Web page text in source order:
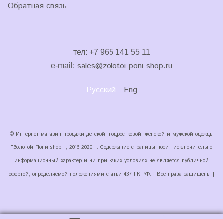
Обратная связь
тел: +7 965 141 55 11
e-mail: sales@zolotoi-poni-shop.ru
Русский Eng
© Интернет-магазин продажи детской, подростковой, женской и мужской одежды
"Золотой Пони.shop" , 2016-2020 г. Содержание страницы носит исключительно
информационный характер и ни при каких условиях не является публичной
офертой, определяемой положениями статьи 437 ГК РФ. | Все права защищены |